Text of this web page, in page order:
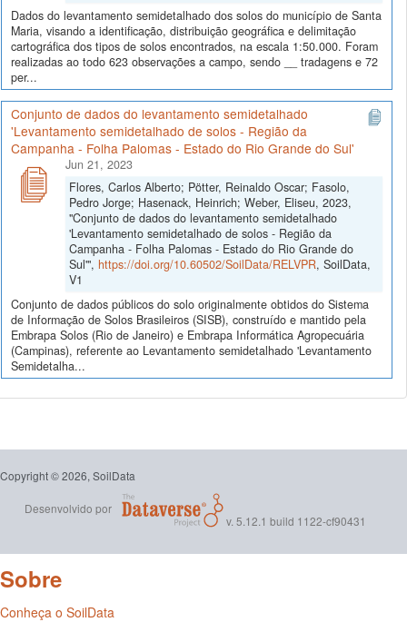
Dados do levantamento semidetalhado dos solos do município de Santa
Maria, visando a identificação, distribuição geográfica e delimitação
cartográfica dos tipos de solos encontrados, na escala 1:50.000. Foram
realizadas ao todo 623 observações a campo, sendo __ tradagens e 72
per...
Conjunto de dados do levantamento semidetalhado
'Levantamento semidetalhado de solos - Região da
Campanha - Folha Palomas - Estado do Rio Grande do Sul'
Jun 21, 2023
Flores, Carlos Alberto; Pötter, Reinaldo Oscar; Fasolo,
Pedro Jorge; Hasenack, Heinrich; Weber, Eliseu, 2023,
"Conjunto de dados do levantamento semidetalhado
'Levantamento semidetalhado de solos - Região da
Campanha - Folha Palomas - Estado do Rio Grande do
Sul'", https://doi.org/10.60502/SoilData/RELVPR, SoilData,
V1
Conjunto de dados públicos do solo originalmente obtidos do Sistema
de Informação de Solos Brasileiros (SISB), construído e mantido pela
Embrapa Solos (Rio de Janeiro) e Embrapa Informática Agropecuária
(Campinas), referente ao Levantamento semidetalhado 'Levantamento
Semidetalha...
Copyright © 2026, SoilData
Desenvolvido por
v. 5.12.1 build 1122-cf90431
Sobre
Conheça o SoilData